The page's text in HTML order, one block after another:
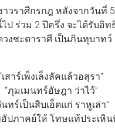
ราศีกรกฎ หลังจากวันที่ 5
ป ร่วม 2 ปีครึ่ง จะได้รับอิ
วงชะตาราศี เป็นภินทุบาท
“เสาร์เพ็งเล็งลัคแล้วอสุรา”
“ภุมเมนทร์อัษฎา ว่าไว้”
นทร์เป็นสิบเอ็ดแก่ ราหูเล่า”
อัปภาคย์ให้ โทษแท้ประเหิน